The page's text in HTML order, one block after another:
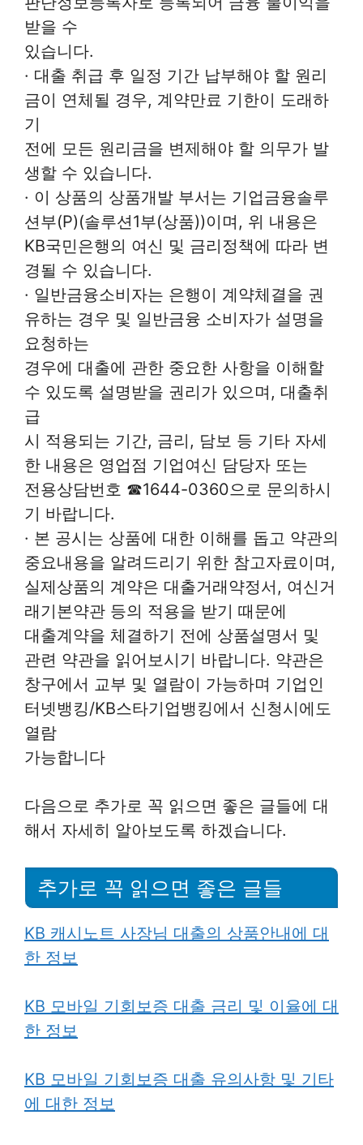
받을 수
있습니다.
· 대출 취급 후 일정 기간 납부해야 할 원리
금이 연체될 경우, 계약만료 기한이 도래하
기
전에 모든 원리금을 변제해야 할 의무가 발
생할 수 있습니다.
· 이 상품의 상품개발 부서는 기업금융솔루
션부(P)(솔루션1부(상품))이며, 위 내용은
KB국민은행의 여신 및 금리정책에 따라 변
경될 수 있습니다.
· 일반금융소비자는 은행이 계약체결을 권
유하는 경우 및 일반금융 소비자가 설명을
요청하는
경우에 대출에 관한 중요한 사항을 이해할
수 있도록 설명받을 권리가 있으며, 대출취
급
시 적용되는 기간, 금리, 담보 등 기타 자세
한 내용은 영업점 기업여신 담당자 또는
전용상담번호 ☎1644-0360으로 문의하시
기 바랍니다.
· 본 공시는 상품에 대한 이해를 돕고 약관의
중요내용을 알려드리기 위한 참고자료이며,
실제상품의 계약은 대출거래약정서, 여신거
래기본약관 등의 적용을 받기 때문에
대출계약을 체결하기 전에 상품설명서 및
관련 약관을 읽어보시기 바랍니다. 약관은
창구에서 교부 및 열람이 가능하며 기업인
터넷뱅킹/KB스타기업뱅킹에서 신청시에도
열람
가능합니다
다음으로 추가로 꼭 읽으면 좋은 글들에 대
해서 자세히 알아보도록 하겠습니다.
추가로 꼭 읽으면 좋은 글들
KB 캐시노트 사장님 대출의 상품안내에 대
한 정보
KB 모바일 기회보증 대출 금리 및 이율에 대
한 정보
KB 모바일 기회보증 대출 유의사항 및 기타
에 대한 정보